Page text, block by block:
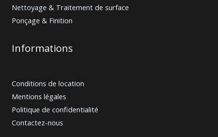
Nettoyage & Traitement de surface
Ponçage & Finition
Informations
Conditions de location
Mentions légales
Politique de confidentialité
Contactez-nous